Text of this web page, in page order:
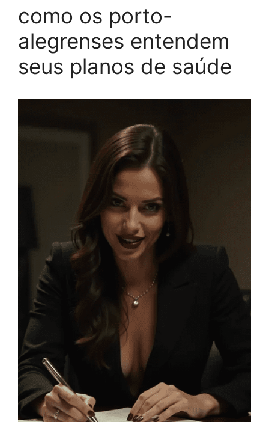
como os porto-
alegrenses entendem
seus planos de saúde